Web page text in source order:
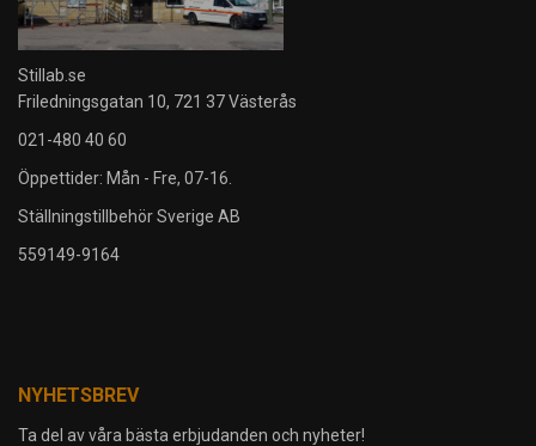
Stillab.se
Friledningsgatan 10, 721 37 Västerås
021-480 40 60
Öppettider: Mån - Fre, 07-16.
Ställningstillbehör Sverige AB
559149-9164
NYHETSBREV
Ta del av våra bästa erbjudanden och nyheter!